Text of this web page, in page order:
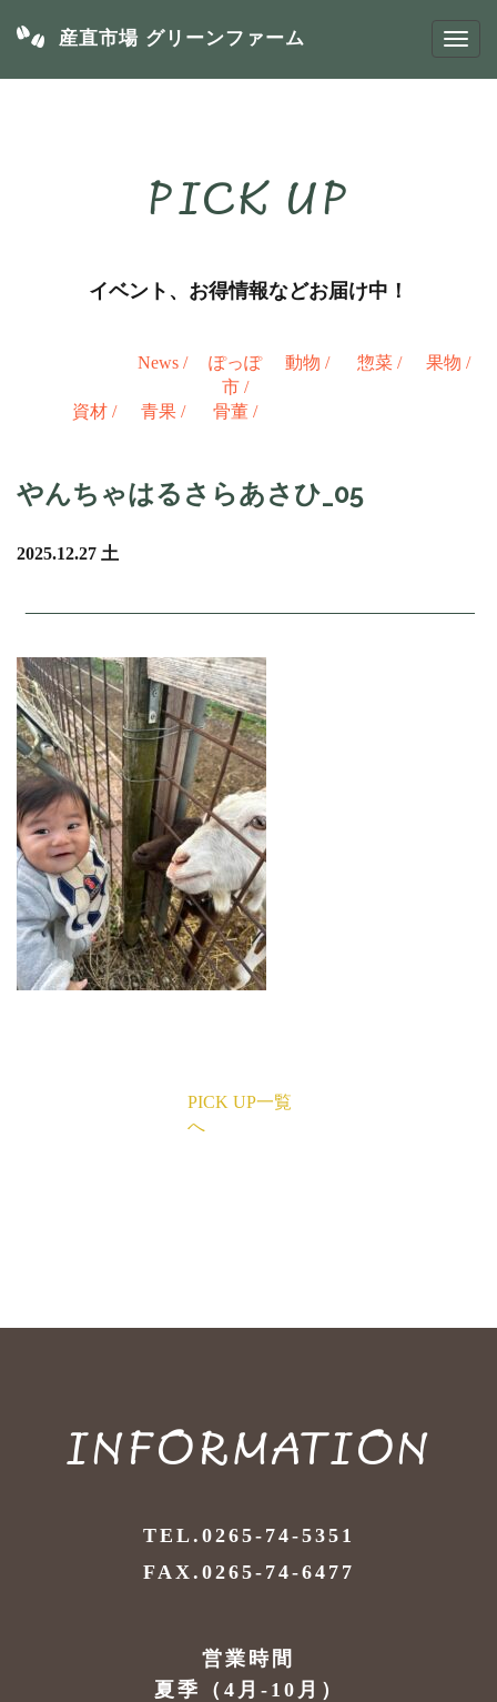
産直市場 グリーンファーム
PICK UP
イベント、お得情報などお届け中！
News /
ぽっぽ
市 /
動物 / 惣菜 / 果物 /
資材 / 青果 / 骨董 /
やんちゃはるさらあさひ_05
2025.12.27 土
PICK UP一覧
へ
INFORMATION
TEL.0265-74-5351
FAX.0265-74-6477
営業時間
夏季（4月-10月）